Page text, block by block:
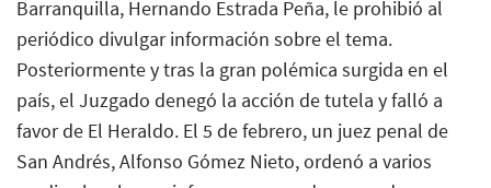
Barranquilla, Hernando Estrada Peña, le prohibió al
periódico divulgar información sobre el tema.
Posteriormente y tras la gran polémica surgida en el
país, el Juzgado denegó la acción de tutela y falló a
favor de El Heraldo. El 5 de febrero, un juez penal de
San Andrés, Alfonso Gómez Nieto, ordenó a varios